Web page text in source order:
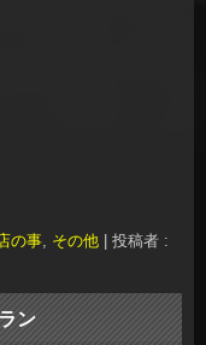
の事, その他
投稿者 :
ン